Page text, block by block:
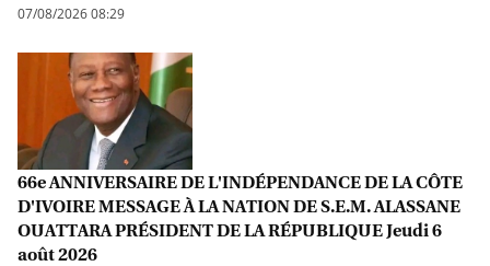
07/08/2026 08:29
66e ANNIVERSAIRE DE L'INDÉPENDANCE DE LA CÔTE
D'IVOIRE MESSAGE À LA NATION DE S.E.M. ALASSANE
OUATTARA PRÉSIDENT DE LA RÉPUBLIQUE Jeudi 6
août 2026